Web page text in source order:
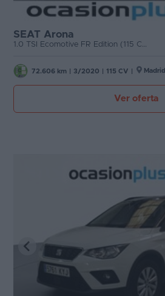
SEAT Arona
1.0 TSI Ecomotive FR Edition (115 CV)
72.606 km 3/2020 115 CV Madrid
Ver oferta